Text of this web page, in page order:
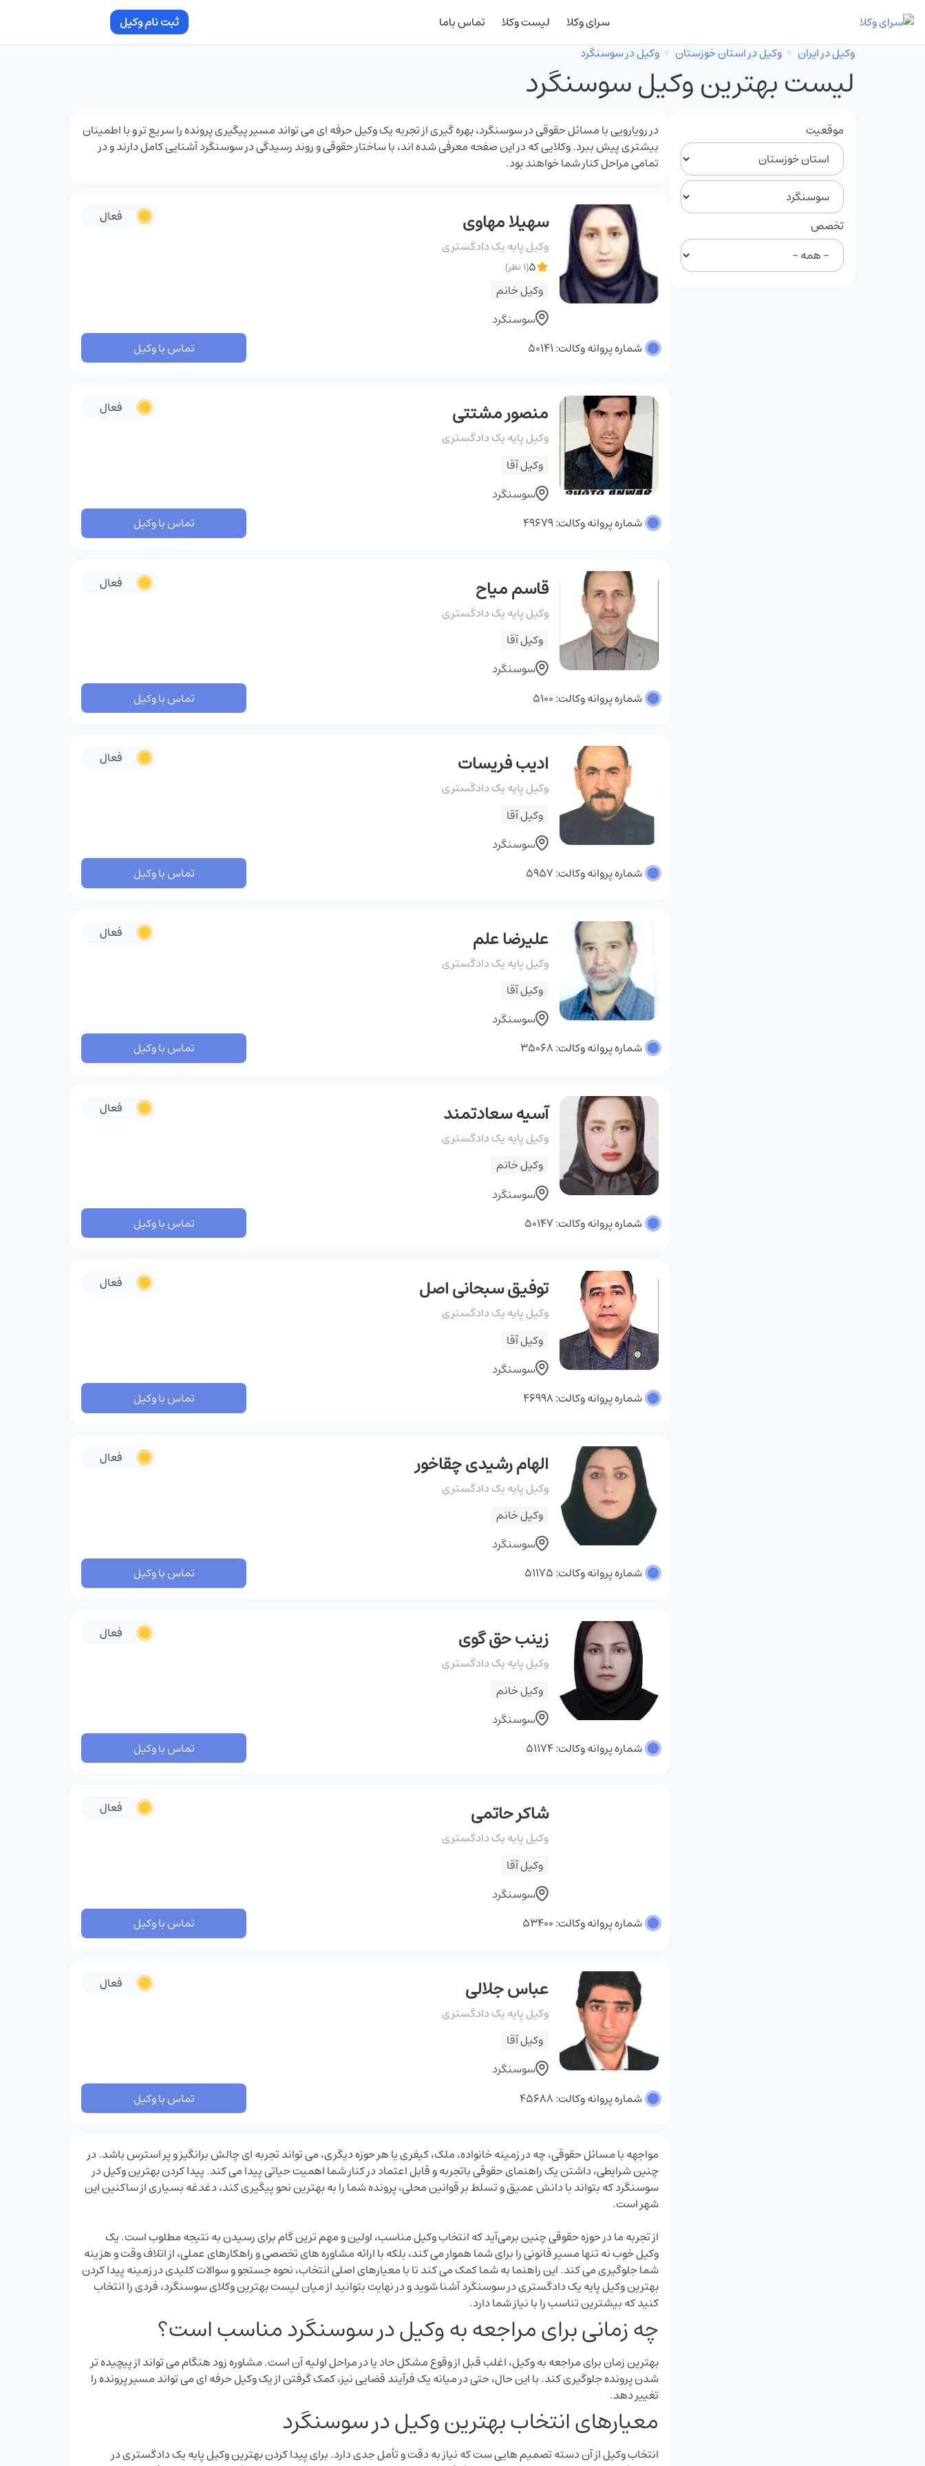
سرای وکلا لیست وکلا تماس باما
ثبت نام وکیل
وکیل در ایران
وکیل در استان خوزستان وکیل در سوسنگرد
لیست بهترین وکیل سوسنگرد
موقعیت
تخصص
در رویارویی با مسائل حقوقی در سوسنگرد، بهره ‌گیری از تجربه یک وکیل حرفه ‌ای می ‌تواند مسیر پیگیری پرونده را سریع‌ تر و با اطمینان
بیشتری پیش ببرد. وکلایی که در این صفحه معرفی شده‌ اند، با ساختار حقوقی و روند رسیدگی در سوسنگرد آشنایی کامل دارند و در
تمامی مراحل کنار شما خواهند بود.
سهیلا مهاوی
وکیل پایه یک دادگستری
5(1 نظر)
وکیل خانم
سوسنگرد
فعال
شماره پروانه وکالت: 50141 تماس با وکیل
منصور مشتتی
وکیل پایه یک دادگستری
وکیل آقا
سوسنگرد
فعال
شماره پروانه وکالت: 49679 تماس با وکیل
قاسم میاح
وکیل پایه یک دادگستری
وکیل آقا
سوسنگرد
فعال
شماره پروانه وکالت: 5100 تماس با وکیل
ادیب فریسات
وکیل پایه یک دادگستری
وکیل آقا
سوسنگرد
فعال
شماره پروانه وکالت: 5957 تماس با وکیل
علیرضا علم
وکیل پایه یک دادگستری
وکیل آقا
سوسنگرد
فعال
شماره پروانه وکالت: 35068 تماس با وکیل
آسیه سعادتمند
وکیل پایه یک دادگستری
وکیل خانم
سوسنگرد
فعال
شماره پروانه وکالت: 50147 تماس با وکیل
توفیق سبحانی اصل
وکیل پایه یک دادگستری
وکیل آقا
سوسنگرد
فعال
شماره پروانه وکالت: 46998 تماس با وکیل
الهام رشیدی چقاخور
وکیل پایه یک دادگستری
وکیل خانم
سوسنگرد
فعال
شماره پروانه وکالت: 51175 تماس با وکیل
زینب حق گوی
وکیل پایه یک دادگستری
وکیل خانم
سوسنگرد
فعال
شماره پروانه وکالت: 51174 تماس با وکیل
شاکر حاتمی
وکیل پایه یک دادگستری
وکیل آقا
سوسنگرد
فعال
شماره پروانه وکالت: 53400 تماس با وکیل
عباس جلالی
وکیل پایه یک دادگستری
وکیل آقا
سوسنگرد
فعال
شماره پروانه وکالت: 45688 تماس با وکیل
مواجهه با مسائل حقوقی، چه در زمینه خانواده، ملک، کیفری یا هر حوزه دیگری، می ‌تواند تجربه ‌ای چالش ‌برانگیز و پر استرس باشد. در
چنین شرایطی، داشتن یک راهنمای حقوقی باتجربه و قابل اعتماد در کنار شما اهمیت حیاتی پیدا می ‌کند. پیدا کردن بهترین وکیل در
سوسنگرد که بتواند با دانش عمیق و تسلط بر قوانین محلی، پرونده شما را به بهترین نحو پیگیری کند، دغدغه بسیاری از ساکنین این
شهر است.
از تجربه ما در حوزه حقوقی چنین برمی‌آید که انتخاب وکیل مناسب، اولین و مهم‌ ترین گام برای رسیدن به نتیجه مطلوب است. یک
وکیل خوب نه تنها مسیر قانونی را برای شما هموار می ‌کند، بلکه با ارائه مشاوره‌ های تخصصی و راهکارهای عملی، از اتلاف وقت و هزینه
شما جلوگیری می‌ کند. این راهنما به شما کمک می ‌کند تا با معیارهای اصلی انتخاب، نحوه جستجو و سوالات کلیدی در زمینه پیدا کردن
بهترین وکیل پایه یک دادگستری در سوسنگرد آشنا شوید و در نهایت بتوانید از میان لیست بهترین وکلای سوسنگرد، فردی را انتخاب
کنید که بیشترین تناسب را با نیاز شما دارد.
چه زمانی برای مراجعه به وکیل در سوسنگرد مناسب است؟
بهترین زمان برای مراجعه به وکیل، اغلب قبل از وقوع مشکل حاد یا در مراحل اولیه آن است. مشاوره زود هنگام می ‌تواند از پیچیده‌ تر
شدن پرونده جلوگیری کند. با این حال، حتی در میانه یک فرآیند قضایی نیز، کمک گرفتن از یک وکیل حرفه ‌ای می ‌تواند مسیر پرونده را
تغییر دهد.
معیارهای انتخاب بهترین وکیل در سوسنگرد
انتخاب وکیل از آن دسته تصمیم‌ هایی ‌ست که نیاز به دقت و تأمل جدی دارد. برای پیدا کردن بهترین وکیل پایه یک دادگستری در